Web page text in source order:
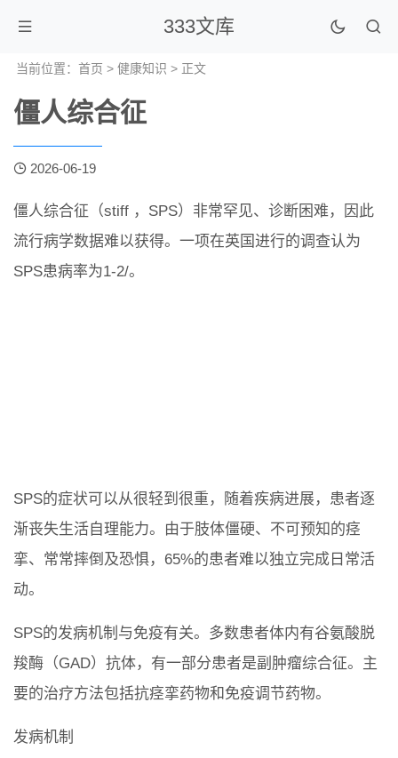
333文库
当前位置： 首页 > 健康知识 > 正文
僵人综合征
2026-06-19
僵人综合征（stiff ，SPS）非常罕见、诊断困难，因此
流行病学数据难以获得。一项在英国进行的调查认为
SPS患病率为1-2/。
SPS的症状可以从很轻到很重，随着疾病进展，患者逐
渐丧失生活自理能力。由于肢体僵硬、不可预知的痉
挛、常常摔倒及恐惧，65%的患者难以独立完成日常活
动。
SPS的发病机制与免疫有关。多数患者体内有谷氨酸脱
羧酶（GAD）抗体，有一部分患者是副肿瘤综合征。主
要的治疗方法包括抗痉挛药物和免疫调节药物。
发病机制